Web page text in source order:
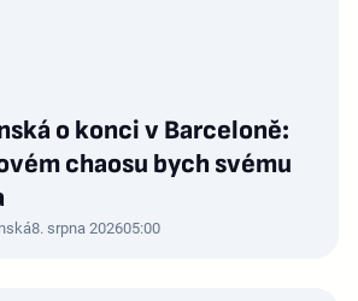
o konci v Barceloně:
chaosu bych svému
8. srpna 202605:00